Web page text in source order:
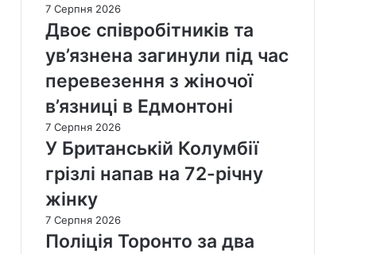
7 Серпня 2026
Двоє співробітників та
ув’язнена загинули під час
перевезення з жіночої
в’язниці в Едмонтоні
7 Серпня 2026
У Британській Колумбії
грізлі напав на 72-річну
жінку
7 Серпня 2026
Поліція Торонто за два